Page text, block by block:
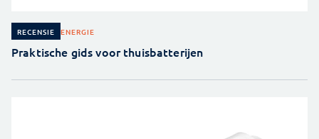
RECENSIE ENERGIE
Praktische gids voor thuisbatterijen